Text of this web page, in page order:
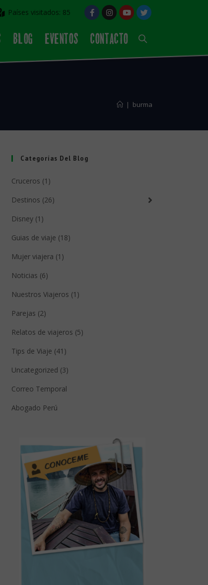
Países visitados: 85
BLOG EVENTOS CONTACTO
| burma
Categorías Del Blog
Cruceros (1)
Destinos (26)
Disney (1)
Guias de viaje (18)
Mujer viajera (1)
Noticias (6)
Nuestros Viajeros (1)
Parejas (2)
Relatos de viajeros (5)
Tips de Viaje (41)
Uncategorized (3)
Correo Temporal
Abogado Perú